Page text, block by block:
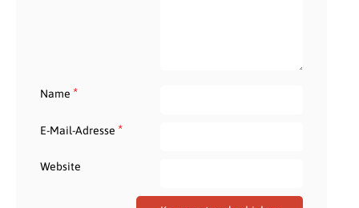
Name *
E-Mail-Adresse *
Website